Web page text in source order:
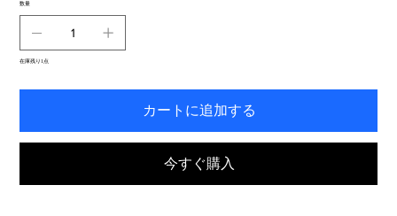
数量
在庫残り1点
カートに追加する
今すぐ購入